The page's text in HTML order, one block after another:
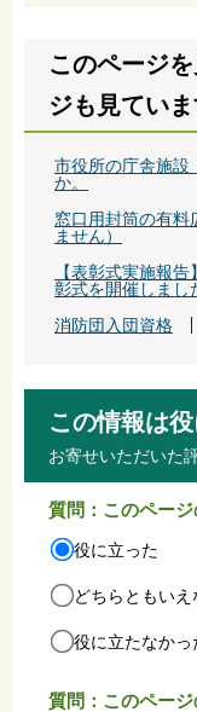
このページ
ジも見てい
市役所の庁舎施設
か。
窓口用封筒の有料
ません）
【表彰式実施報
彰式を開催しまし
消防団入団資格
この情報は
お寄せいただいた
質問：このペー
役に立った
どちらともいえ
役に立たなかっ
質問：このペー